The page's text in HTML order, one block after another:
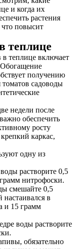
и когда их
растения
повысит
теплице
в теплице включает
Обогащение
получению
садоводы
недели после
обеспечить
росту
каркас,
одну из
растворите 0,5
нитрофоски.
смешайте 0,5
в
и 15 грамм
воды растворите
обязательно